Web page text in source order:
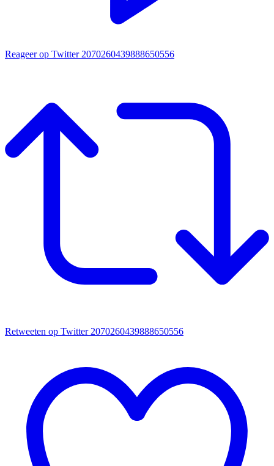
Reageer op Twitter 2070260439888650556
Retweeten op Twitter 2070260439888650556